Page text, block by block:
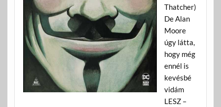
Thatcher)
De Alan
Moore
úgy látta,
hogy még
ennél is
kevésbé
vidám
LESZ –